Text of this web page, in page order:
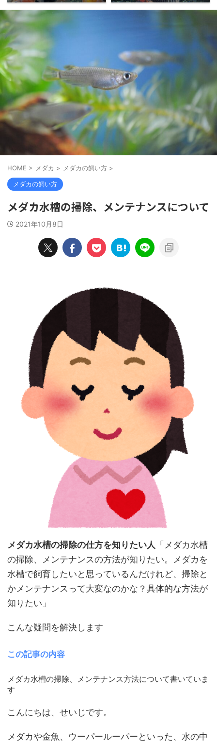
HOME > メダカ > メダカの飼い方 >
メダカの飼い方
メダカ水槽の掃除、メンテナンスについて
2021年10月8日
メダカ水槽の掃除の仕方を知りたい人 「メダカ水槽
の掃除、メンテナンスの方法が知りたい。メダカを
水槽で飼育したいと思っているんだけれど、掃除と
かメンテナンスって大変なのかな？具体的な方法が
知りたい」
こんな疑問を解決します
この記事の内容
メダカ水槽の掃除、メンテナンス方法について書いていま
す
こんにちは、せいじです。
メダカや金魚、ウーパールーパーといった、水の中